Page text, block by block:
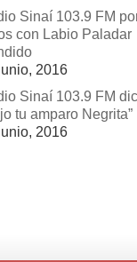
Sinaí 103.9 FM
con Labio Paladar
2016
Sinaí 103.9 FM
tu amparo Negrita”
2016